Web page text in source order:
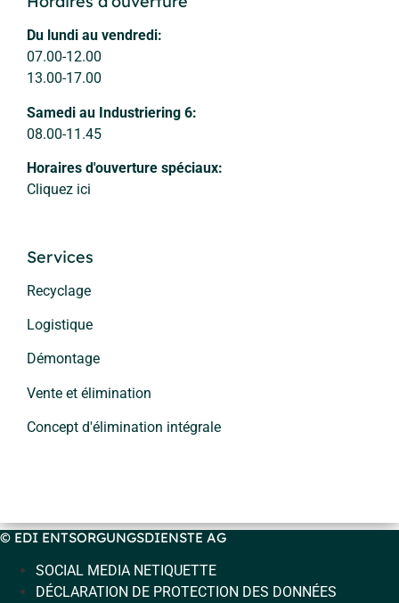
Du lundi au vendredi:
07.00-12.00
13.00-17.00
Samedi au Industriering 6:
08.00-11.45
Horaires d'ouverture spéciaux:
Cliquez ici
Services
Recyclage
Logistique
Démontage
Vente et élimination
Concept d'élimination intégrale
© EDI ENTSORGUNGSDIENSTE AG
SOCIAL MEDIA NETIQUETTE
DÉCLARATION DE PROTECTION DES DONNÉES